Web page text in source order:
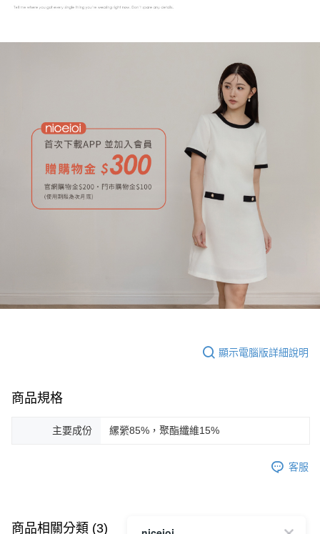
顯示電腦版詳細說明
商品規格
主要成份 縲縈85%，聚酯纖維15%
客服
商品相關分類 (3) 查看全部